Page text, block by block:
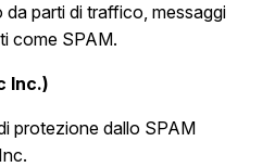
da parti di traffico, messaggi
come SPAM.
Inc.)
protezione dallo SPAM